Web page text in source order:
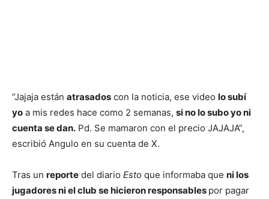
“Jajaja están atrasados con la noticia, ese video lo subí
yo a mis redes hace como 2 semanas, si no lo subo yo ni
cuenta se dan. Pd. Se mamaron con el precio JAJAJA”,
escribió Angulo en su cuenta de X.
Tras un reporte del diario Esto que informaba que ni los
jugadores ni el club se hicieron responsables por pagar